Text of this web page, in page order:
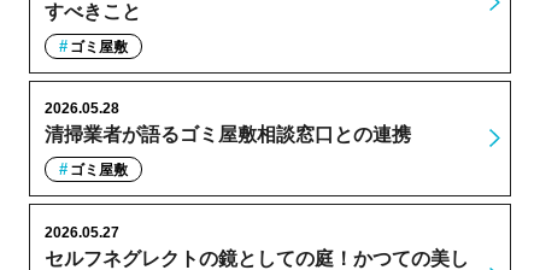
すべきこと
ゴミ屋敷
清掃業者が語るゴミ屋敷相談窓口との連携
2026.05.28
ゴミ屋敷
セルフネグレクトの鏡としての庭！かつての美し
2026.05.27